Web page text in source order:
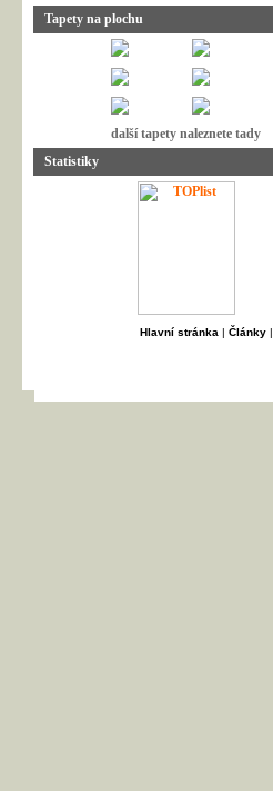
Tapety na plochu
další tapety naleznete tady
Statistiky
Hlavní stránka | Články|